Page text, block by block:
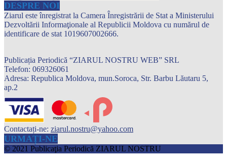
DESPRE NOI
Ziarul este înregistrat la Camera Înregistrării de Stat a Ministerului
Dezvoltării Informaţionale al Republicii Moldova cu numărul de
identificare de stat 1019607002666.
Publicația Periodică “ZIARUL NOSTRU WEB” SRL
Telefon: 069326061
Adresa: Republica Moldova, mun.Soroca, Str. Barbu Lăutaru 5,
ap.2
Contactați-ne: ziarul.nostru@yahoo.com
URMAȚI-NE
© 2021 Publicaţia Periodică ZIARUL NOSTRU